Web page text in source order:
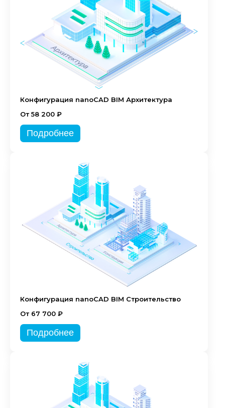
Конфигурация nanoCAD BIM Архитектура
От 58 200 ₽
Подробнее
Конфигурация nanoCAD BIM Строительство
От 67 700 ₽
Подробнее